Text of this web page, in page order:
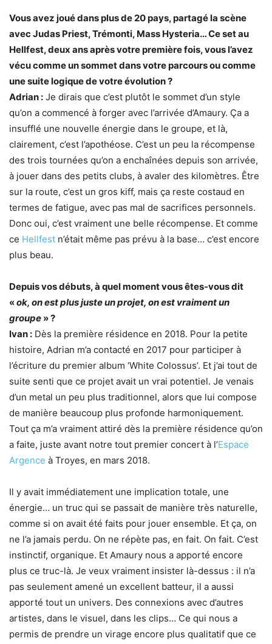
Vous avez joué dans plus de 20 pays, partagé la scène
avec Judas Priest, Trémonti, Mass Hysteria… Ce set au
Hellfest, deux ans après votre première fois, vous l’avez
vécu comme un sommet dans votre parcours ou comme
une suite logique de votre évolution ?
Adrian : Je dirais que c’est plutôt le sommet d’un style
qu’on a commencé à forger avec l’arrivée d’Amaury. Ça a
insufflé une nouvelle énergie dans le groupe, et là,
clairement, c’est l’apothéose. C’est un peu la récompense
des trois tournées qu’on a enchaînées depuis son arrivée,
à jouer dans des petits clubs, à avaler des kilomètres. Être
sur la route, c’est un gros kiff, mais ça reste costaud en
termes de fatigue, avec pas mal de sacrifices personnels.
Donc oui, c’est vraiment une belle récompense. Et comme
ce Hellfest n’était même pas prévu à la base… c’est encore
plus beau.
Depuis vos débuts, à quel moment vous êtes-vous dit
«ok, on est plus juste un projet, on est vraiment un
groupe » ?
Ivan : Dès la première résidence en 2018. Pour la petite
histoire, Adrian m’a contacté en 2017 pour participer à
l’écriture du premier album ‘White Colossus’. Et j’ai tout de
suite senti que ce projet avait un vrai potentiel. Je venais
d’un metal un peu plus traditionnel, alors que lui compose
de manière beaucoup plus profonde harmoniquement.
Tout ça m’a vraiment attiré dès la première résidence qu’on
a faite, juste avant notre tout premier concert à l’Espace
Argence à Troyes, en mars 2018.
Il y avait immédiatement une implication totale, une
énergie… un truc qui se passait de manière très naturelle,
comme si on avait été faits pour jouer ensemble. Et ça, on
ne l’a jamais perdu. On ne répète pas, en fait. On fait. C’est
instinctif, organique. Et Amaury nous a apporté encore
plus ce truc-là. Je veux vraiment insister là-dessus : il n’a
pas seulement amené un excellent batteur, il a aussi
apporté tout un univers. Des connexions avec d’autres
artistes, dans le visuel, dans les clips… Ce qui nous a
permis de prendre un virage encore plus qualitatif que ce